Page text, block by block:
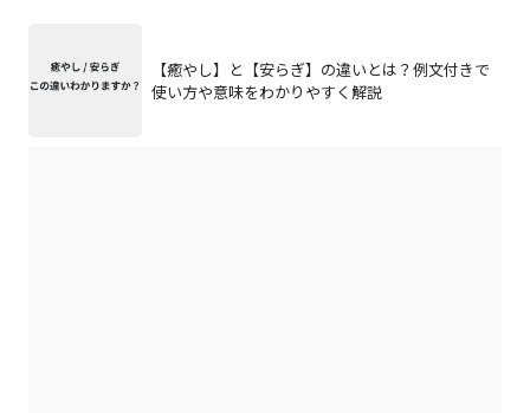
【癒やし】と【安らぎ】の違いとは？例文付きで
使い方や意味をわかりやすく解説